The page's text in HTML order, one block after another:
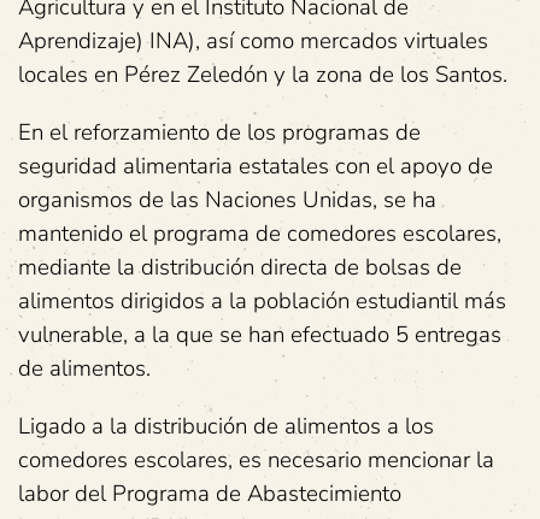
Agricultura y en el Instituto Nacional de
Aprendizaje) INA), así como mercados virtuales
locales en Pérez Zeledón y la zona de los Santos.
En el reforzamiento de los programas de
seguridad alimentaria estatales con el apoyo de
organismos de las Naciones Unidas, se ha
mantenido el programa de comedores escolares,
mediante la distribución directa de bolsas de
alimentos dirigidos a la población estudiantil más
vulnerable, a la que se han efectuado 5 entregas
de alimentos.
Ligado a la distribución de alimentos a los
comedores escolares, es necesario mencionar la
labor del Programa de Abastecimiento